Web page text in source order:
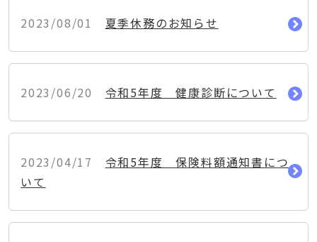
2023/08/01 夏季休務のお知らせ
2023/06/20 令和5年度 健康診断について
2023/04/17
令和5年度 保険料額通知書につ
いて